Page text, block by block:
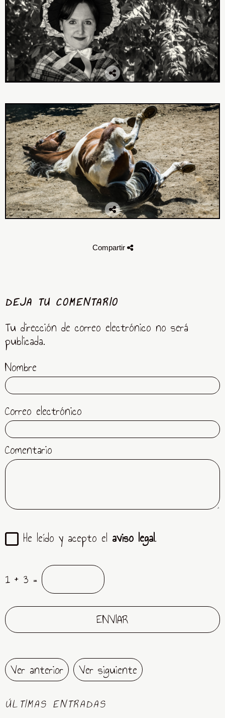
Compartir
DEJA TU COMENTARIO
Tu dirección de correo electrónico no será
publicada.
Nombre
Correo electrónico
Comentario
He leído y acepto el aviso legal.
1 + 3 =
Ver anterior Ver siguiente
ÚLTIMAS ENTRADAS